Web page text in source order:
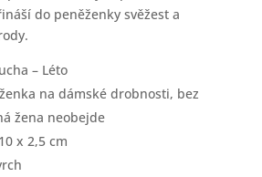
do peněženky svěžest a
– Léto
na dámské drobnosti, bez
žena neobejde
x 2,5 cm